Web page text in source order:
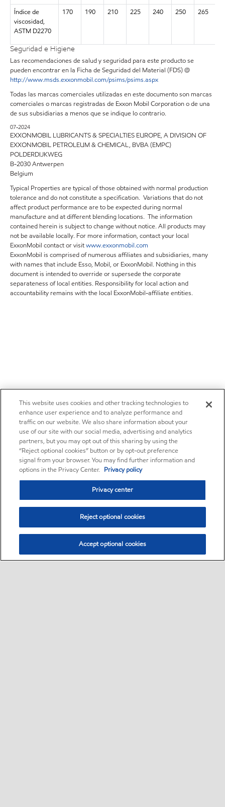
Índice de
viscosidad,
ASTM D2270
170 190 210 225 240 250 265
Seguridad e Higiene
Las recomendaciones de salud y seguridad para este producto se
pueden encontrar en la Ficha de Seguridad del Material (FDS) @
http://www.msds.exxonmobil.com/psims/psims.aspx
Todas las marcas comerciales utilizadas en este documento son marcas
comerciales o marcas registradas de Exxon Mobil Corporation o de una
de sus subsidiarias a menos que se indique lo contrario.
07-2024
EXXONMOBIL LUBRICANTS & SPECIALTIES EUROPE, A DIVISION OF
EXXONMOBIL PETROLEUM & CHEMICAL, BVBA (EMPC)
POLDERDIJKWEG
B-2030 Antwerpen
Belgium
Typical Properties are typical of those obtained with normal production
tolerance and do not constitute a specification. Variations that do not
affect product performance are to be expected during normal
manufacture and at different blending locations. The information
contained herein is subject to change without notice. All products may
not be available locally. For more information, contact your local
ExxonMobil contact or visitwww.exxonmobil.com
ExxonMobil is comprised of numerous affiliates and subsidiaries, many
with names that include Esso, Mobil, or ExxonMobil. Nothing in this
document is intended to override or supersede the corporate
separateness of local entities. Responsibility for local action and
accountability remains with the local ExxonMobil-affiliate entities.
This website uses cookies and other tracking technologies to
enhance user experience and to analyze performance and
traffic on our website. We also share information about your
use of our site with our social media, advertising and analytics
partners, but you may opt out of this sharing by using the
“Reject optional cookies” button or by opt-out preference
signal from your browser. You may find further information and
options in the Privacy Center. Privacy policy
Privacy center
Reject optional cookies
Accept optional cookies